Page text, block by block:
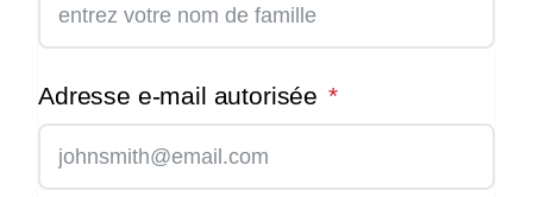
Adresse e-mail autorisée